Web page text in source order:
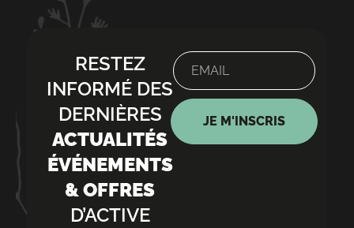
RESTEZ
INFORMÉ DES
DERNIÈRES
ACTUALITÉS
ÉVÉNEMENTS
& OFFRES
D’ACTIVE
JE M'INSCRIS